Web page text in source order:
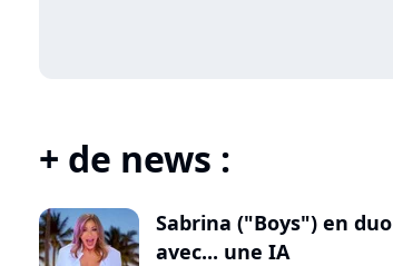
+ de news :
Sabrina ("Boys") en duo
avec... une IA